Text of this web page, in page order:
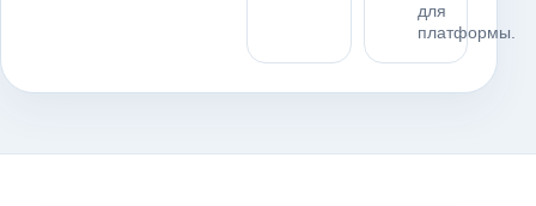
для
платформы.